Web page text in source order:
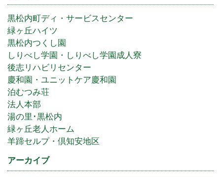
黒松内町ディ・サービスセンター
緑ヶ丘ハイツ
黒松内つくし園
しりべし学園・しりべし学園成人寮
後志リハビリセンター
慶和園・ユニットケア慶和園
泊むつみ荘
法人本部
湯の里･黒松内
緑ヶ丘老人ホーム
羊蹄セルプ・倶知安地区
アーカイブ